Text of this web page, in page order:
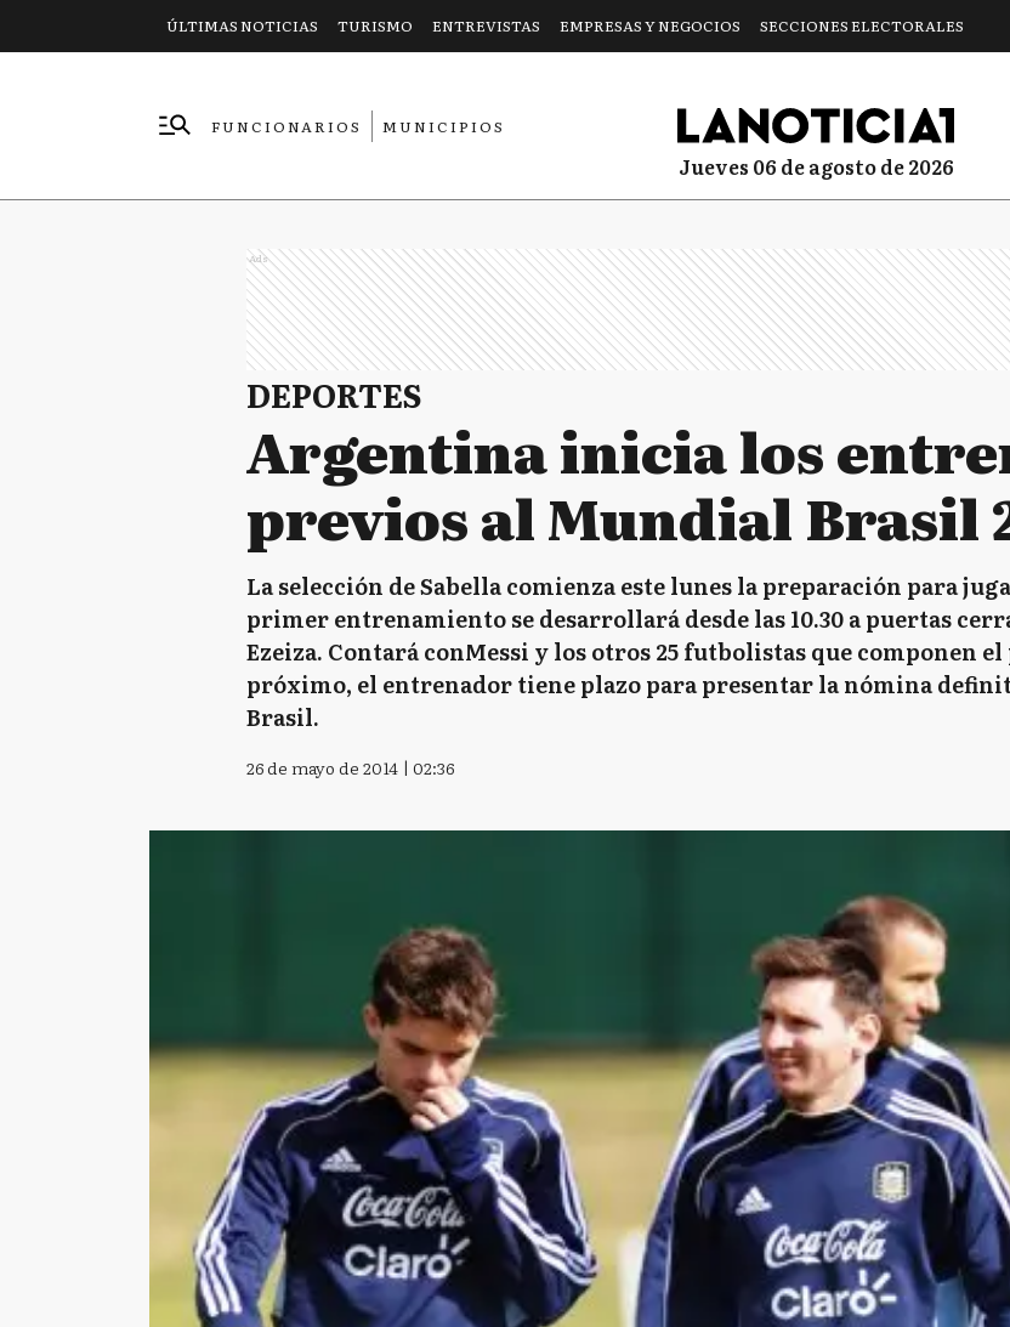
ÚLTIMAS NOTICIAS TURISMO ENTREVISTAS EMPRESAS Y NEGOCIOS SECCIONES ELECTORALES
FUNCIONARIOS
MUNICIPIOS
jueves 06 de agosto de 2026
Ads
DEPORTES
Argentina inicia los
previos al Mundial Brasil
La selección de Sabella comienza este lunes la preparación para
primer entrenamiento se desarrollará desde las 10.30 a puertas
Ezeiza. Contará conMessi y los otros 25 futbolistas que componen
próximo, el entrenador tiene plazo para presentar la nómina
Brasil.
26 de mayo de 2014 | 02:36